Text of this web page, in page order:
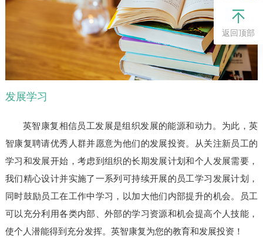
发展学习
英智康复相信员工发展是组织发展的能源和动力。为此，英
智康复聘请优秀人群并愿意为他们的发展投资。从关注新员工的
学习和发展开始，考虑到组织的长期发展计划和个人发展需要，
我们精心设计并实施了一系列可持续开展的员工学习发展计划，
同时鼓励员工在工作中学习，以加大他们内部提升的机会。员工
可以充分利用各类内部、外部的学习资源和机会提高个人技能，
使个人潜能得到充分发挥。英智康复为您的教育和发展投资！
返回顶部